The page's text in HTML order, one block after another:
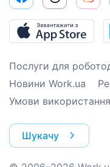
Послуги для
Новини Work.ua
Умови використання
Шукачу